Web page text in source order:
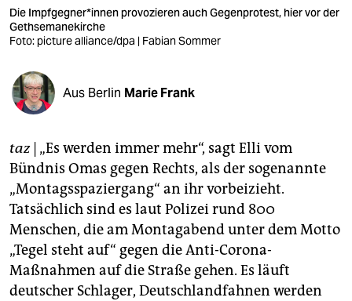
verlag
veranstaltungen
shop
fragen & hilfe
abo
genossenschaft
epaper login
Die Impf­geg­ne­r*in­nen provozieren auch Gegenprotest, hier vor der
Gethsemanekirche
Foto: picture alliance/dpa | Fabian Sommer
Aus Berlin Marie Frank
taz| „Es werden immer mehr“, sagt Elli vom
Bündnis Omas gegen Rechts, als der sogenannte
„Montagsspaziergang“ an ihr vorbeizieht.
Tatsächlich sind es laut Polizei rund 800
Menschen, die am Montagabend unter dem Motto
„Tegel steht auf“ gegen die Anti-Corona-
Maßnahmen auf die Straße gehen. Es läuft
deutscher Schlager, Deutschlandfahnen werden